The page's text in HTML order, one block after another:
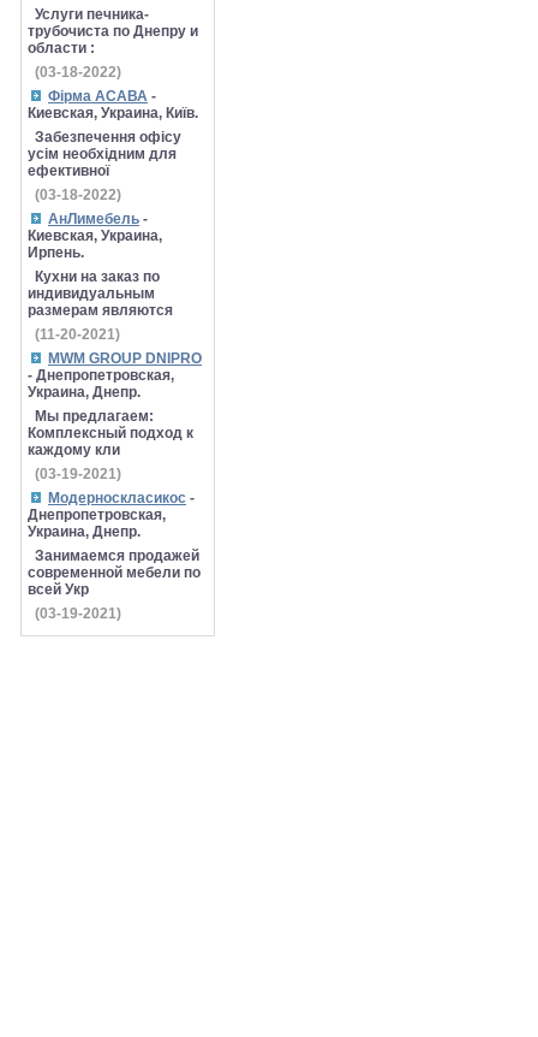
Услуги печника-
трубочиста по Днепру и
области :
(03-18-2022)
Фірма АСАВА -
Киевская, Украина, Київ.
Забезпечення офісу
усім необхідним для
ефективної
(03-18-2022)
АнЛимебель -
Киевская, Украина,
Ирпень.
Кухни на заказ по
индивидуальным
размерам являются
(11-20-2021)
MWM GROUP DNIPRO
- Днепропетровская,
Украина, Днепр.
Мы предлагаем:
Комплексный подход к
каждому кли
(03-19-2021)
Модерноскласикос -
Днепропетровская,
Украина, Днепр.
Занимаемся продажей
современной мебели по
всей Укр
(03-19-2021)